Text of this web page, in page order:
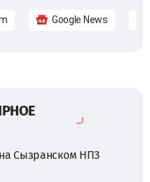
Google News
Сызранском НПЗ